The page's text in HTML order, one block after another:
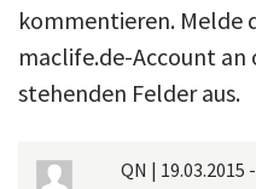
kommentieren. Melde
maclife.de-Account
stehenden Felder aus.
QN | 19.03.2015